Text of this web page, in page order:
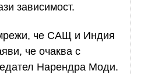
зависимост.
че САЩ и Индия
че очаква с
Нарендра Моди.